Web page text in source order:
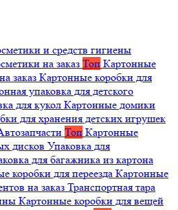
и средств гигиены
на заказ Топ Картонные
заказ Картонные коробки для
упаковка для детского
для кукол Картонные домики
для хранения детских игрушек
Топ Картонные
дисков Упаковка для
для багажника из картона
коробки для переезда Картонные
на заказ Транспортная тара
Картонные коробки для вещей